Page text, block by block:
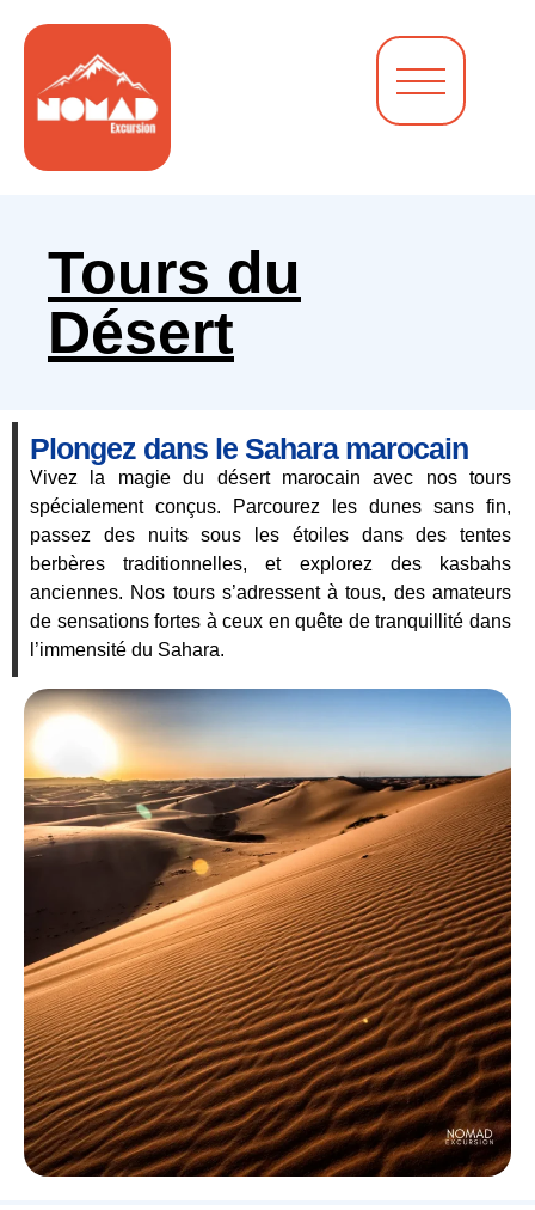
Tours du
Désert
Plongez dans le Sahara marocain
Vivez la magie du désert marocain avec nos tours
spécialement conçus. Parcourez les dunes sans fin,
passez des nuits sous les étoiles dans des tentes
berbères traditionnelles, et explorez des kasbahs
anciennes. Nos tours s’adressent à tous, des amateurs
de sensations fortes à ceux en quête de tranquillité dans
l’immensité du Sahara.